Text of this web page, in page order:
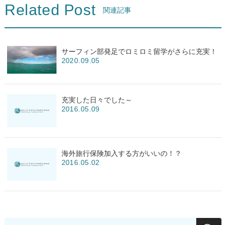
Related Post 関連記事
サーフィン部発足でロミロミ留学がさらに充実！
2020.09.05
充実した日々でした～
2016.05.09
海外旅行保険加入する方がいいの！？
2016.05.02